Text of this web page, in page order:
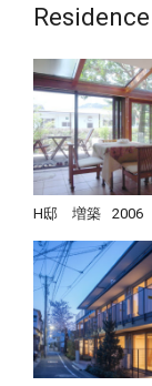
H邸 増築 2006